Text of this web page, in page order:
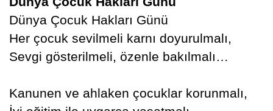
Dünya Çocuk Hakları Günü
Her çocuk sevilmeli karnı doyurulmalı,
Sevgi gösterilmeli, özenle bakılmalı…
Kanunen ve ahlaken çocuklar korunmalı,